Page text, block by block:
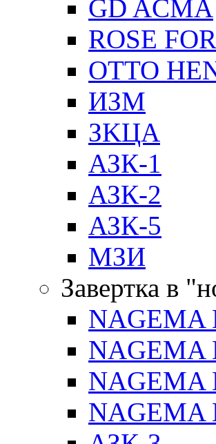
GD ACMA
ROSE
OTTO
ИЗМ
ЗKЦA
АЗК-1
АЗК-2
АЗК-5
МЗИ
Завертка в
NAGEMA
NAGEMA
NAGEMA
NAGEMA